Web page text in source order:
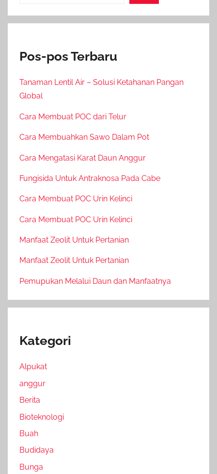
Pos-pos Terbaru
Tanaman Lentil Air – Solusi Ketahanan Pangan
Global
Cara Membuat POC dari Telur
Cara Membuahkan Sawo Dalam Pot
Cara Mengatasi Karat Daun Anggur
Fungisida Untuk Antraknosa Pada Cabe
Cara Membuat POC Urin Kelinci
Cara Membuat POC Urin Kelinci
Manfaat Zeolit Untuk Pertanian
Manfaat Zeolit Untuk Pertanian
Pemupukan Melalui Daun dan Manfaatnya
Kategori
Alpukat
anggur
Berita
Bioteknologi
Buah
Budidaya
Bunga